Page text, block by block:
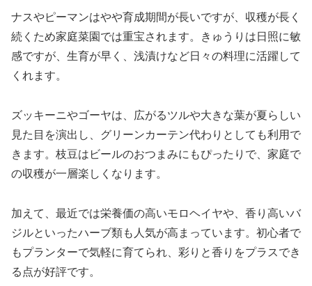
ナスやピーマンはやや育成期間が長いですが、収穫が長く
続くため家庭菜園では重宝されます。きゅうりは日照に敏
感ですが、生育が早く、浅漬けなど日々の料理に活躍して
くれます。
ズッキーニやゴーヤは、広がるツルや大きな葉が夏らしい
見た目を演出し、グリーンカーテン代わりとしても利用で
きます。枝豆はビールのおつまみにもぴったりで、家庭で
の収穫が一層楽しくなります。
加えて、最近では栄養価の高いモロヘイヤや、香り高いバ
ジルといったハーブ類も人気が高まっています。初心者で
もプランターで気軽に育てられ、彩りと香りをプラスでき
る点が好評です。